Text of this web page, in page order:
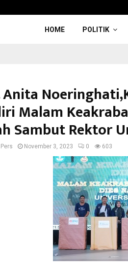
HOME POLITIK
Anita
Malam
Sambut Rektor
November 3, 2023 0 603